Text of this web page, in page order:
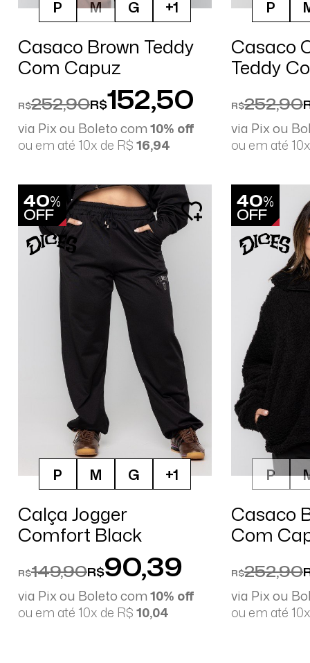
P M G +1
Casaco Brown Teddy
Com Capuz
R$252,90R$152,50
via Pix ou Boleto com10% off
ou em até 10x de R$16,94
P
Casaco
Teddy
R$252,90
via Pix ou
ou em até
40%
OFF
P M G +1
Calça Jogger
Comfort Black
R$149,90R$90,39
via Pix ou Boleto com10% off
ou em até 10x de R$10,04
40%
OFF
P
Casaco
Com
R$252,90
via Pix ou
ou em até